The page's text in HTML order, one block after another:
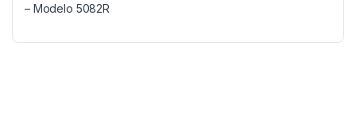
– Modelo 5082R